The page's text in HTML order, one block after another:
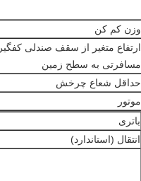
وزن کم کن
ارتفاع متغیر از سقف صندلی کفگیر
مسافرتی به سطح زمین
حداقل شعاع چرخش
موتور
باتری
انتقال (استاندارد)